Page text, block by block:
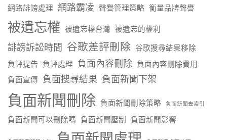
網路誹謗處理 網路霸凌 聲譽管理策略 衡量品牌聲譽
被遺忘權 被遺忘權台灣 被遺忘的權利
誹謗訴訟時間 谷歌差評刪除 谷歌搜尋結果移除
負評提告 負評處理 負面內容刪除 負面內容刪除費用
負面宣傳 負面搜尋結果 負面新聞下架
負面新聞刪除 負面新聞刪除策略 負面新聞去索引
負面新聞可以刪除嗎 負面新聞壓制 負面新聞影響